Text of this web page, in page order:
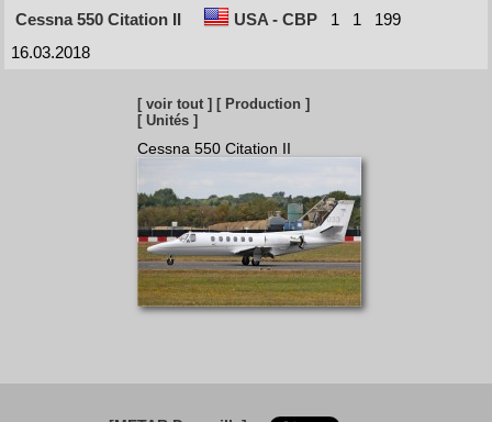
Cessna 550 Citation II USA - CBP 1 1
199
16.03.2018
[ voir tout ] [ Production ]
[ Unités ]
Cessna 550 Citation II